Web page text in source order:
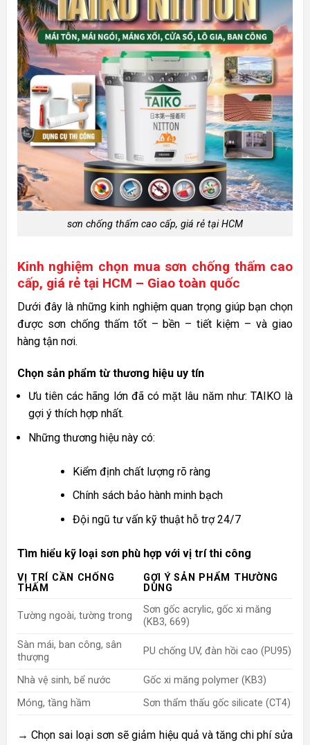
sơn chống thấm cao cấp, giá rẻ tại HCM
Kinh nghiệm chọn mua sơn chống thấm cao
cấp, giá rẻ tại HCM – Giao toàn quốc
Dưới đây là những kinh nghiệm quan trọng giúp bạn chọn
được sơn chống thấm tốt – bền – tiết kiệm – và giao
hàng tận nơi.
Chọn sản phẩm từ thương hiệu uy tín
Ưu tiên các hãng lớn đã có mặt lâu năm như: TAIKO là
gợi ý thích hợp nhất.
Những thương hiệu này có:
Kiểm định chất lượng rõ ràng
Chính sách bảo hành minh bạch
Đội ngũ tư vấn kỹ thuật hỗ trợ 24/7
Tìm hiểu kỹ loại sơn phù hợp với vị trí thi công
VỊ TRÍ CẦN CHỐNG
THẤM
GỢI Ý SẢN PHẨM THƯỜNG
DÙNG
Tường ngoài, tường trong
Sơn gốc acrylic, gốc xi măng
(KB3, 669)
Sàn mái, ban công, sân
thượng
PU chống UV, đàn hồi cao (PU95)
Nhà vệ sinh, bể nước
Gốc xi măng polymer (KB3)
Móng, tầng hầm
Sơn thẩm thấu gốc silicate (CT4)
→ Chọn sai loại sơn sẽ giảm hiệu quả và tăng chi phí sửa